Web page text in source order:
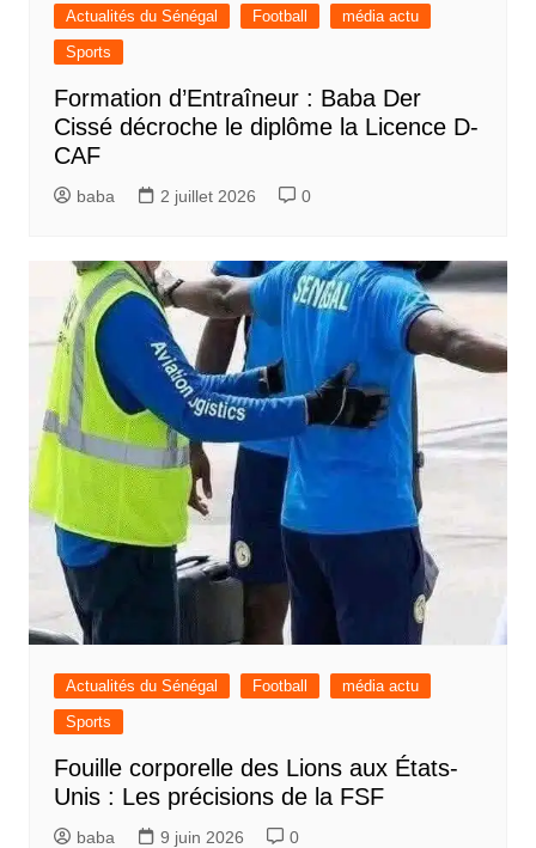
Actualités du Sénégal Football
média actu
Sports
Formation d’Entraîneur : Baba Der
Cissé décroche le diplôme la Licence D-
CAF
baba 2 juillet 2026 0
Actualités du Sénégal Football
média actu
Sports
Fouille corporelle des Lions aux États-
Unis : Les précisions de la FSF
baba 9 juin 2026 0